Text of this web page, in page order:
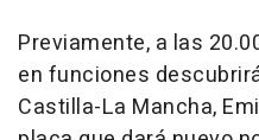
Previamente, a las
en funciones
Castilla-La Mancha,